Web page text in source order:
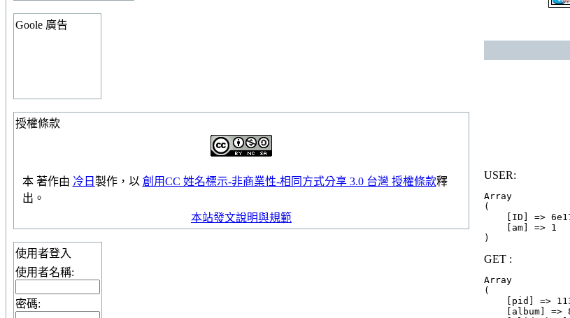
Goole 廣告
授權條款
本 著作由 冷日 製作，以 創用CC 姓名標示-非商業性-相同方式分享 3.0 台灣 授權條款釋
出。
本站發文說明與規範
使用者登入
使用者名稱:
密碼:
USER:
Array
(
[ID] =>
    [am] => 1
GET :
Array
(
[pid] =>
[album] =>